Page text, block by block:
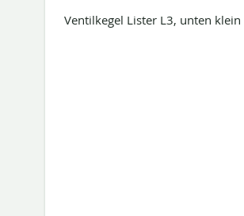
Ventilkegel Lister L3, unten klein